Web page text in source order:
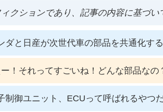
クションであり、記事の内容に基づい
ダと日産が次世代車の部品を共通化す
ー！それってすごいね！どんな部品なの
制御ユニット、ECUって呼ばれるやつ